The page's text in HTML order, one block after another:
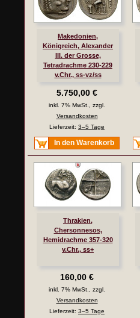
Makedonien,
Königreich, Alexander
III. der Grosse,
Tetradrachme 230-229
v.Chr., ss-vz/ss
5.750,00 €
inkl. 7% MwSt., zzgl.
Versandkosten
Lieferzeit: 3–5 Tage
In den Warenkorb
Thrakien,
Chersonnesos,
Hemidrachme 357-320
v.Chr., ss+
160,00 €
inkl. 7% MwSt., zzgl.
Versandkosten
Lieferzeit: 3–5 Tage